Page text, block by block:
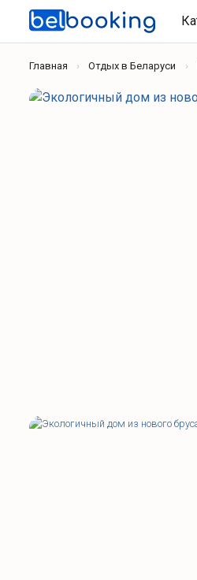
Главная Отдых в Беларуси